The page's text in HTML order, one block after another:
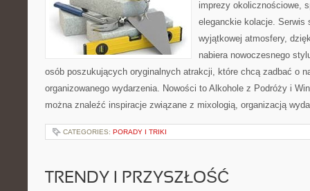
imprezy okolicznościowe,
eleganckie kolacje. Serwis
wyjątkowej atmosfery,
nabiera nowoczesnego
osób poszukujących oryginalnych atrakcji, które chcą zadbać o
organizowanego wydarzenia. Nowości to Alkohole z Podróży i
można znaleźć inspiracje związane z mixologią, organizacją
CATEGORIES: PORADY I TRIKI
TRENDY I PRZYSZŁOŚĆ